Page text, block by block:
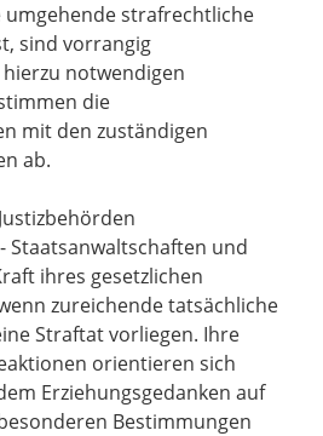
umgehende strafrechtliche
sind vorrangig
notwendigen
die
mit den zuständigen
ab.
Staatsanwaltschaften und
ihres gesetzlichen
zureichende tatsächliche
Straftat vorliegen. Ihre
orientieren sich
Erziehungsgedanken auf
Bestimmungen